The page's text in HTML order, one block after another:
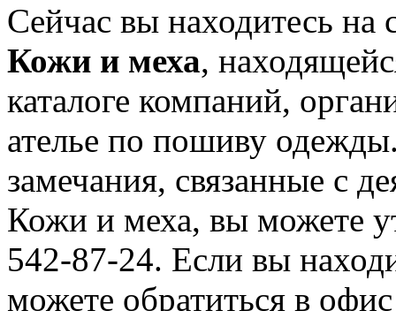
Сейчас вы находитесь на
Кожи и меха,
каталоге компаний,
ателье по пошиву
замечания, связанные с
Кожи и меха, вы можете
542-87-24. Если вы
можете обратиться в